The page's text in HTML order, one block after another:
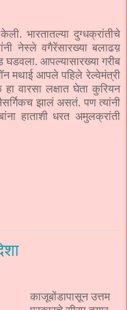
भारतातल्या दुग्धक्रांतीचे
नेस्ले वगैरेंसारख्या बलाढय़
घडवला. आपल्यासारख्या गरीब
मथाई आपले पहिले रेल्वेमंत्री
वारसा लक्षात घेता कुरियन
झालं असतं. पण त्यांनी
हाताशी धरत अमुलक्रांती
काजूबोंडापासून उत्तम